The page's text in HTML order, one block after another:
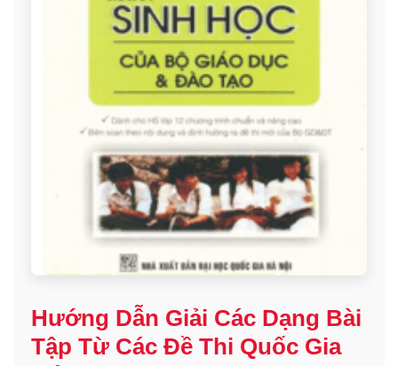
Hướng Dẫn Giải Các Dạng Bài
Tập Từ Các Đề Thi Quốc Gia